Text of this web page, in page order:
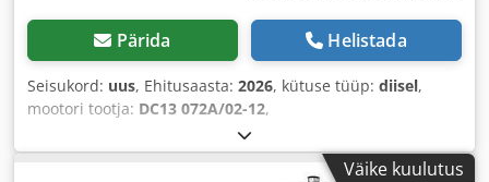
Pärida Helistada
Seisukord: uus, Ehitusaasta: 2026, kütuse tüüp: diisel,
mootori tootja: DC13 072A/02-12,
Väike kuulutus